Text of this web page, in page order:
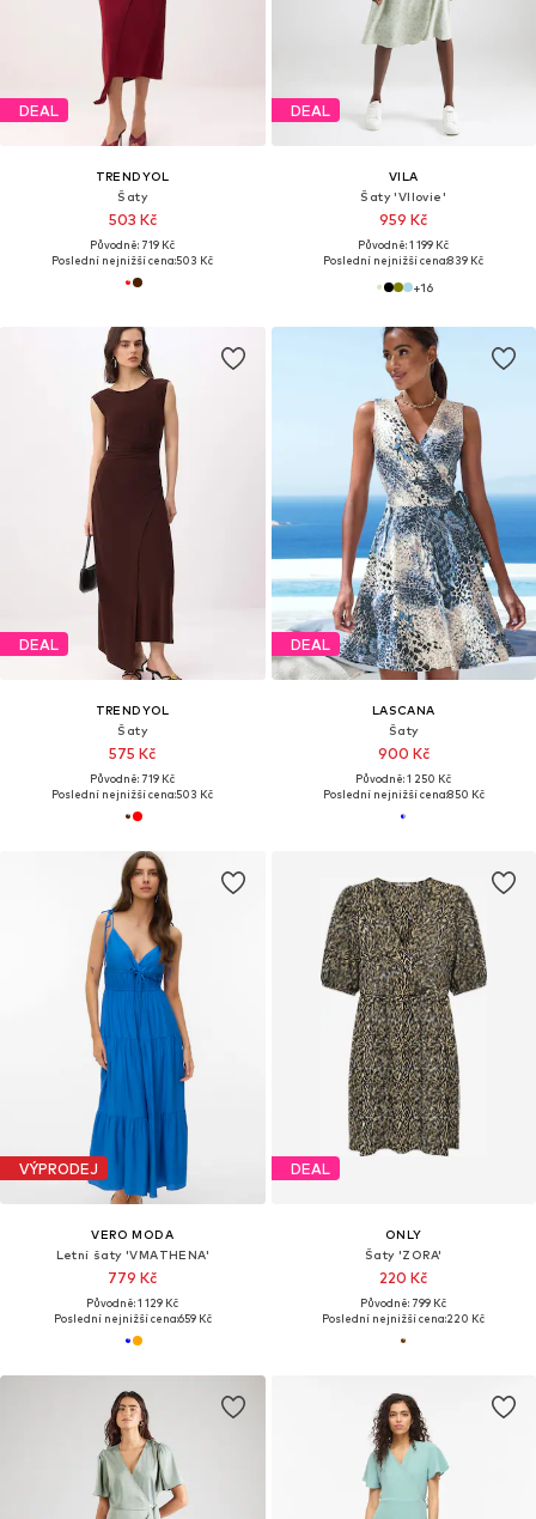
DEAL
TRENDYOL
Šaty
503 Kč
Původně: 719 Kč
Poslední nejnižší cena:503 Kč
DEAL
VILA
Šaty 'VIlovie'
959 Kč
Původně: 1 199 Kč
Poslední nejnižší cena:839 Kč
+16
DEAL
TRENDYOL
Šaty
575 Kč
Původně: 719 Kč
Poslední nejnižší cena:503 Kč
DEAL
LASCANA
Šaty
900 Kč
Původně: 1 250 Kč
Poslední nejnižší cena:850 Kč
VÝPRODEJ
VERO MODA
Letní šaty 'VMATHENA'
779 Kč
Původně: 1 129 Kč
Poslední nejnižší cena:659 Kč
DEAL
ONLY
Šaty 'ZORA'
220 Kč
Původně: 799 Kč
Poslední nejnižší cena:220 Kč